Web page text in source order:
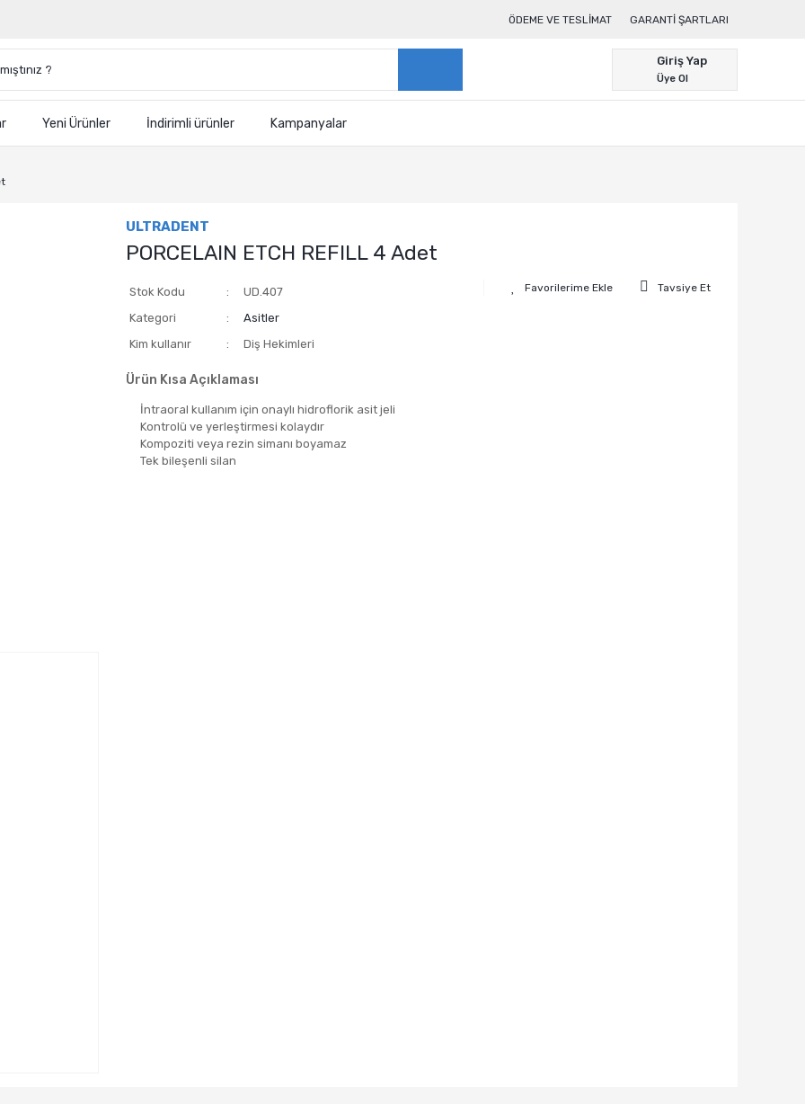
ÖDEME VE TESLIMAT GARANTI ŞARTLARI
Giriş Yap
Üye Ol
Yeni Ürünler İndirimli ürünler Kampanyalar
ULTRADENT
PORCELAIN ETCH REFILL 4 Adet
Stok Kodu
UD.407
Kategori
Asitler
Kim kullanır
Diş Hekimleri
Ürün Kısa Açıklaması
İntraoral kullanım için onaylı hidroflorik asit jeli
Kontrolü ve yerleştirmesi kolaydır
Kompoziti veya rezin simanı boyamaz
Tek bileşenli silan
Tavsiye Et